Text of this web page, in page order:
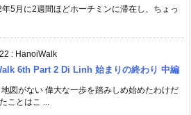
5月に2週間ほどホーチミンに滞在し、ちょっ
: HanoiWalk
6th Part 2 Di Linh 始まりの終わり 中編
図がない 偉大な一歩を踏みしめ始めたわけだ
ことはこ ...